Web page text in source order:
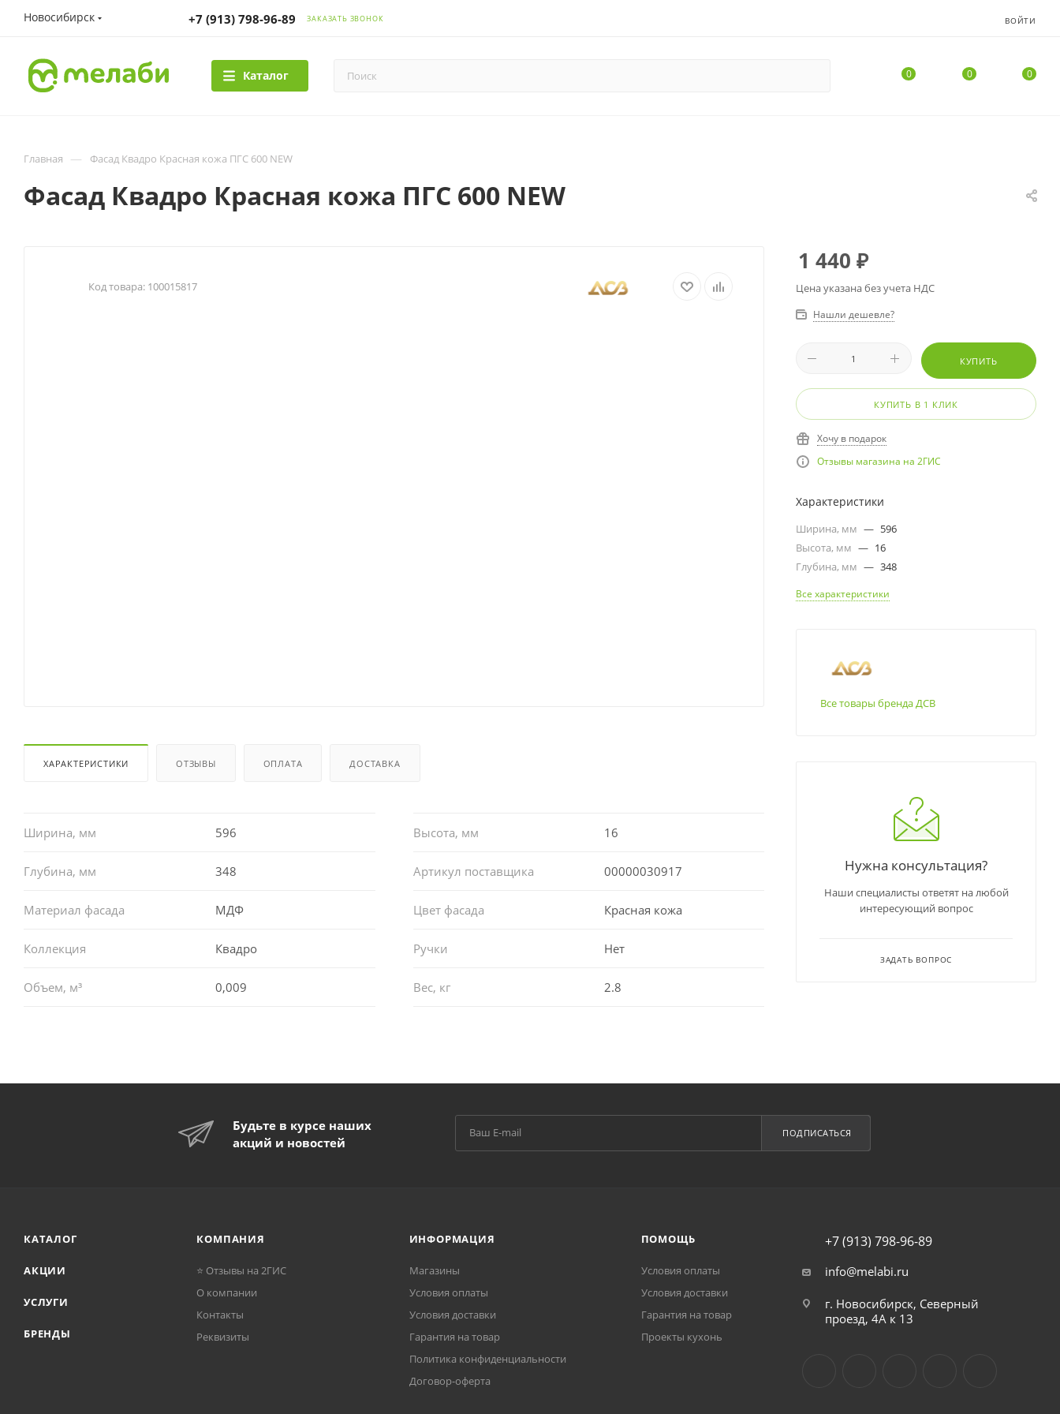
Новосибирск +7 (913) 798-96-89 ЗАКАЗАТЬ ЗВОНОК ВОЙТИ
Каталог 0 0 0
Главная — Фасад Квадро Красная кожа ПГС 600 NEW
Фасад Квадро Красная кожа ПГС 600 NEW
Код товара: 100015817
ХАРАКТЕРИСТИКИ ОТЗЫВЫ ОПЛАТА ДОСТАВКА
Ширина, мм 596 Высота, мм 16
Глубина, мм 348 Артикул поставщика 00000030917
Материал фасада МДФ Цвет фасада Красная кожа
Коллекция Квадро Ручки Нет
Объем, м³ 0,009 Вес, кг 2.8
1 440 ₽
Цена указана без учета НДС
Нашли дешевле?
КУПИТЬ
КУПИТЬ В 1 КЛИК
Хочу в подарок
Отзывы магазина на 2ГИС
Характеристики
Ширина, мм — 596
Высота, мм — 16
Глубина, мм — 348
Все характеристики
Все товары бренда ДСВ
Нужна консультация?
Наши специалисты ответят на любой
интересующий вопрос
ЗАДАТЬ ВОПРОС
Будьте в курсе наших
акций и новостей
ПОДПИСАТЬСЯ
КАТАЛОГ
АКЦИИ
УСЛУГИ
БРЕНДЫ
КОМПАНИЯ
⭐ Отзывы на 2ГИС
О компании
Контакты
Реквизиты
ИНФОРМАЦИЯ
Магазины
Условия оплаты
Условия доставки
Гарантия на товар
Политика конфиденциальности
Договор-оферта
ПОМОЩЬ
Условия оплаты
Условия доставки
Гарантия на товар
Проекты кухонь
+7 (913) 798-96-89
info@melabi.ru
г. Новосибирск, Северный
проезд, 4А к 13